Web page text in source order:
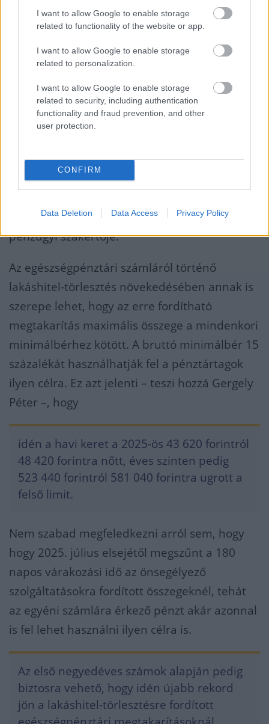
I want to allow Google to enable storage
related to functionality of the website or app.
I want to allow Google to enable storage
related to personalization.
I want to allow Google to enable storage
related to security, including authentication
functionality and fraud prevention, and other
user protection.
CONFIRM
Data Deletion Data Access Privacy Policy
lakáshitelpiac jelentős részben az Otthon
Start Program által fűtött száguldása is. A
jegybank adatai szerint 2026 első három
hónapjában bő 780 milliárd forint értékben
kötöttek új lakáshitel-szerződéseket a
bankok, ami több mint a duplája az egy
évvel korábbi összegnek.
közelébe nőtt a lakáshitelezés
– emlékeztet Gergely Péter, a
BiztosDöntés.hu
pénzügyi szakértője.
Az egészségpénztári számláról történő
lakáshitel-törlesztés növekedésében annak is
szerepe lehet, hogy az erre fordítható
megtakarítás maximális összege a mindenkori
minimálbérhez kötött. A bruttó minimálbér 15
százalékát használhatják fel a pénztártagok
ilyen célra. Ez azt jelenti – teszi hozzá Gergely
Péter –, hogy
idén a havi keret a 2025-ös 43 620 forintról
48 420 forintra nőtt, éves szinten pedig
523 440 forintról 581 040 forintra ugrott a
felső limit.
Nem szabad megfeledkezni arról sem, hogy
hogy 2025. július elsejétől megszűnt a 180
napos várakozási idő az önsegélyező
szolgáltatásokra fordított összegeknél, tehát
az egyéni számlára érkező pénzt akár azonnal
is fel lehet használni ilyen célra is.
Az első negyedéves számok alapján pedig
biztosra vehető, hogy idén újabb rekord
jön a lakáshitel-törlesztésre fordított